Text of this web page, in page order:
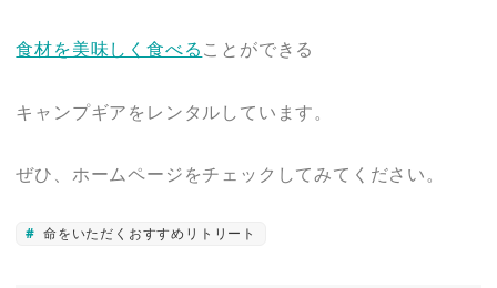
食材を美味しく食べることができる
キャンプギアをレンタルしています。
ぜひ、ホームページをチェックしてみてください。
命をいただくおすすめリトリート